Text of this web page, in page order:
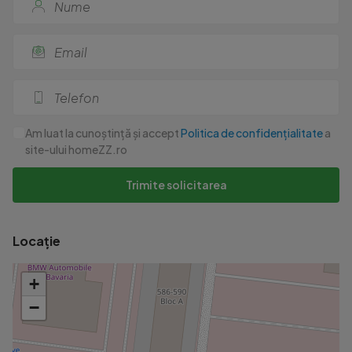
Am luat la cunoștință și acceptPolitica de confidențialitatea
site-ului homeZZ.ro
Trimite solicitarea
Locație
+
−